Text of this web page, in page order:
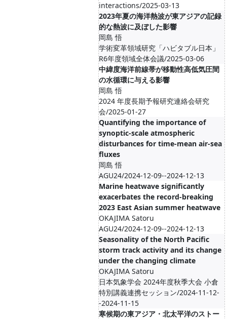
interactions/2025-03-13
2023年夏の海洋熱波が東アジアの記録
的な熱波に及ぼした影響
岡島 悟
学術変革領域研究「ハビタブル日本」
R6年度領域全体会議/2025-03-06
中緯度海洋前線帯が移動性高低気圧間
の水循環に与える影響
岡島 悟
2024 年度長期予報研究連絡会研究
会/2025-01-27
Quantifying the importance of
synoptic-scale atmospheric
disturbances for time-mean air-sea
fluxes
岡島 悟
AGU24/2024-12-09--2024-12-13
Marine heatwave significantly
exacerbates the record-breaking
2023 East Asian summer heatwave
OKAJIMA Satoru
AGU24/2024-12-09--2024-12-13
Seasonality of the North Pacific
storm track activity and its change
under the changing climate
OKAJIMA Satoru
日本気象学会 2024年度秋季大会 小倉
特別講義連携セッション/2024-11-12-
-2024-11-15
寒候期の東アジア・北太平洋のストー